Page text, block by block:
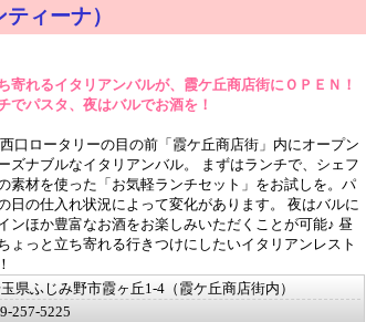
ィーナ）
寄れるイタリアンバルが、霞ケ丘商店街にＯＰＥＮ！
でパスタ、夜はバルでお酒を！
口ロータリーの目の前「霞ケ丘商店街」内にオープン
ズナブルなイタリアンバル。 まずはランチで、シェフ
素材を使った「お気軽ランチセット」をお試しを。パ
日の仕入れ状況によって変化があります。 夜はバルに
ンほか豊富なお酒をお楽しみいただくことが可能♪ 昼
ょっと立ち寄れる行きつけにしたいイタリアンレスト
県ふじみ野市霞ヶ丘1-4（霞ケ丘商店街内）
257-5225